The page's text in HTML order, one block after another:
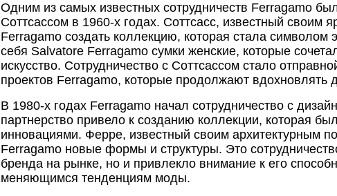
Одним из самых известных сотрудничеств Ferragamo
Соттсассом в 1960-х годах. Соттсасс, известный своим
Ferragamo создать коллекцию, которая стала символом
себя Salvatore Ferragamo сумки женские, которые
искусство. Сотрудничество с Соттсассом стало
проектов Ferragamo, которые продолжают вдохновлять
В 1980-х годах Ferragamo начал сотрудничество с
партнерство привело к созданию коллекции, которая
инновациями. Ферре, известный своим архитектурным
Ferragamo новые формы и структуры. Это
бренда на рынке, но и привлекло внимание к его
меняющимся тенденциям моды.